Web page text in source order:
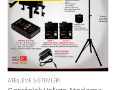
ATEŞLEME SISTEMLERI